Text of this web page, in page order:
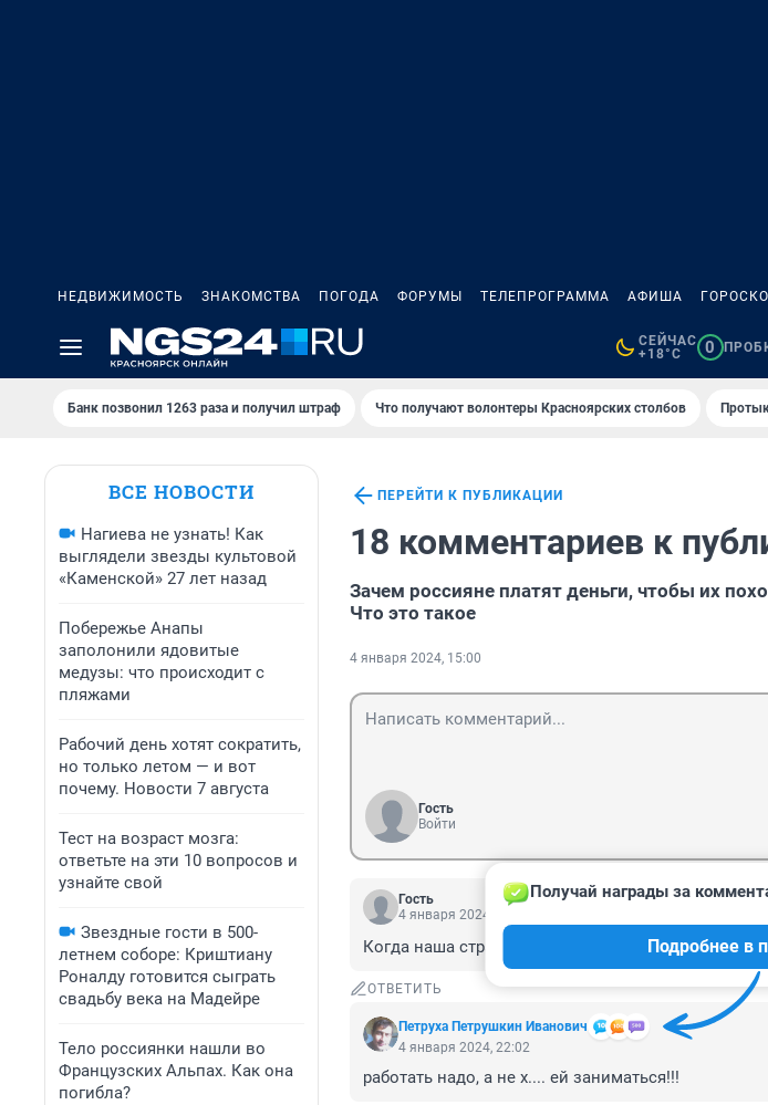
НЕДВИЖИМОСТЬ ЗНАКОМСТВА ПОГОДА ФОРУМЫ ТЕЛЕПРОГРАММА АФИША
СЕЙЧАС
+18°C
0
Банк позвонил 1263 раза и получил штраф Что получают волонтеры Красноярских столбов
ВСЕ НОВОСТИ
Нагиева не узнать! Как
выглядели звезды культовой
«Каменской» 27 лет назад
Побережье Анапы
заполонили ядовитые
медузы: что происходит с
пляжами
Рабочий день хотят сократить,
но только летом — и вот
почему. Новости 7 августа
Тест на возраст мозга:
ответьте на эти 10 вопросов и
узнайте свой
Звездные гости в 500-
летнем соборе: Криштиану
Роналду готовится сыграть
свадьбу века на Мадейре
Тело россиянки нашли во
Французских Альпах. Как она
погибла?
ПЕРЕЙТИ К ПУБЛИКАЦИИ
18 комментариев к
Зачем россияне платят деньги, чтобы их
Что это такое
4 января 2024, 15:00
Гость
Войти
Гость
4 января 2024, 23:12
Когда наша страна дураков свернула не на ту
ОТВЕТИТЬ
Петруха Петрушкин Иванович
Получай награды за
Подробнее в
4 января 2024, 22:02
работать надо, а не х.... ей заниматься!!!